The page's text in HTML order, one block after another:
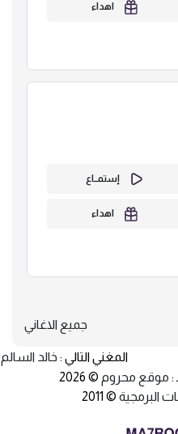
اهداء
إستمــاع
اهداء
جميع الاغاني
المغني التالي : خالد السالم
: موقع محروم © 2026
البرمجية © 2011